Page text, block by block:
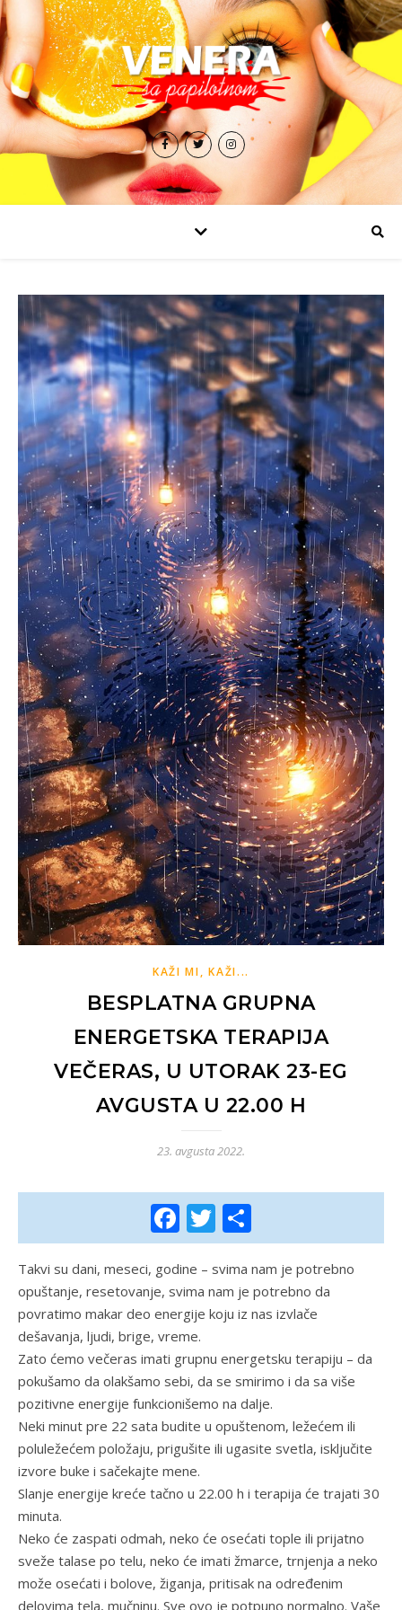
KAŽI MI, KAŽI...
BESPLATNA GRUPNA
ENERGETSKA TERAPIJA
VEČERAS, U UTORAK 23-EG
AVGUSTA U 22.00 H
23. avgusta 2022.
Facebook
Twitter
Takvi su dani, meseci, godine – svima nam je potrebno
opuštanje, resetovanje, svima nam je potrebno da
povratimo makar deo energije koju iz nas izvlače
dešavanja, ljudi, brige, vreme.
Zato ćemo večeras imati grupnu energetsku terapiju – da
pokušamo da olakšamo sebi, da se smirimo i da sa više
pozitivne energije funkcionišemo na dalje.
Neki minut pre 22 sata budite u opuštenom, ležećem ili
poluležećem položaju, prigušite ili ugasite svetla, isključite
izvore buke i sačekajte mene.
Slanje energije kreće tačno u 22.00 h i terapija će trajati 30
minuta.
Neko će zaspati odmah, neko će osećati tople ili prijatno
sveže talase po telu, neko će imati žmarce, trnjenja a neko
može osećati i bolove, žiganja, pritisak na određenim
delovima tela, mučninu. Sve ovo je potpuno normalno. Vaše